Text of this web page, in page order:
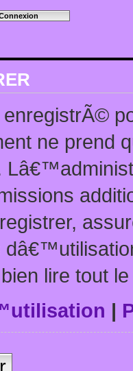
enregistrÃ©
ne prend
lire tout
|